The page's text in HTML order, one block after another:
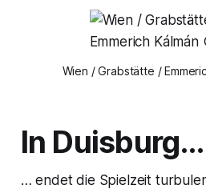
Wien / Grabstätte /
In Duisburg…
… endet die Spielzeit